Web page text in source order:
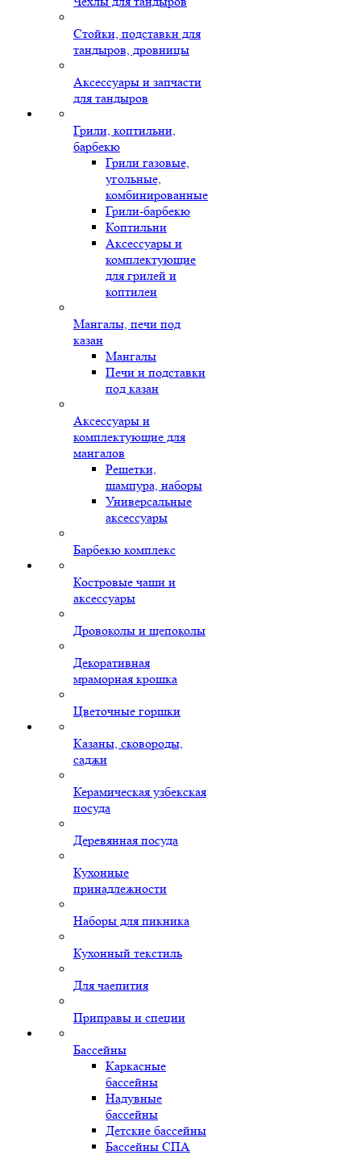
Стойки, подставки для
тандыров, дровницы
Аксессуары и запчасти
для тандыров
Грили, коптильни,
барбекю
Грили газовые,
угольные,
комбинированные
Грили-барбекю
Коптильни
Аксессуары и
комплектующие
для грилей и
коптилен
Мангалы, печи под
казан
Мангалы
Печи и подставки
под казан
Аксессуары и
комплектующие для
мангалов
Решетки,
шампура, наборы
Универсальные
аксессуары
Барбекю комплекс
Костровые чаши и
аксессуары
Дровоколы и щепоколы
Декоративная
мраморная крошка
Цветочные горшки
Казаны, сковороды,
саджи
Керамическая узбекская
посуда
Деревянная посуда
Кухонные
принадлежности
Наборы для пикника
Кухонный текстиль
Для чаепития
Приправы и специи
Бассейны
Каркасные
бассейны
Надувные
бассейны
Детские бассейны
Бассейны СПА